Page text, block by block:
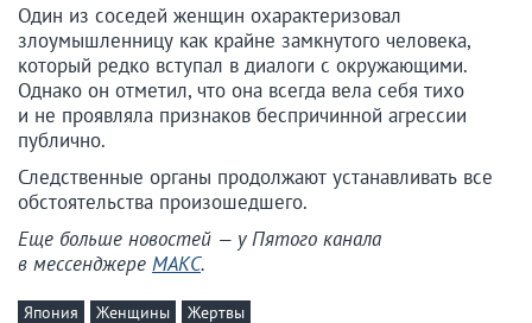
Один из соседей женщин охарактеризовал
злоумышленницу как крайне замкнутого человека,
который редко вступал в диалоги с окружающими.
Однако он отметил, что она всегда вела себя тихо
и не проявляла признаков беспричинной агрессии
публично.
Следственные органы продолжают устанавливать все
обстоятельства произошедшего.
Еще больше новостей — у Пятого канала
в мессенджере МАКС.
Япония Женщины Жертвы